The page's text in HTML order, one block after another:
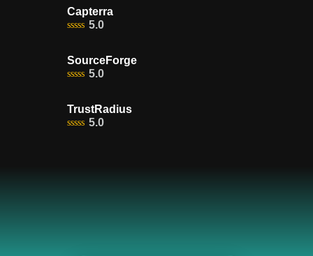
Capterra
5.0
SourceForge
5.0
TrustRadius
5.0